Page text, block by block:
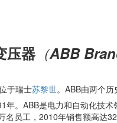
压器 （ABB
于瑞士苏黎世。ABB由两个
。ABB是电力和自动化技术
员工，2010年销售额高达